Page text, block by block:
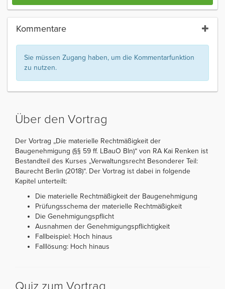
Kommentare
Sie müssen Zugang haben, um die Kommentarfunktion
zu nutzen.
Über den Vortrag
Der Vortrag „Die materielle Rechtmäßigkeit der
Baugenehmigung (§§ 59 ff. LBauO Bln)“ von RA Kai Renken ist
Bestandteil des Kurses „Verwaltungsrecht Besonderer Teil:
Baurecht Berlin (2018)“. Der Vortrag ist dabei in folgende
Kapitel unterteilt:
Die materielle Rechtmäßigkeit der Baugenehmigung
Prüfungsschema der materielle Rechtmäßigkeit
Die Genehmigungspflicht
Ausnahmen der Genehmigungspflichtigkeit
Fallbeispiel: Hoch hinaus
Falllösung: Hoch hinaus
Quiz zum Vortrag